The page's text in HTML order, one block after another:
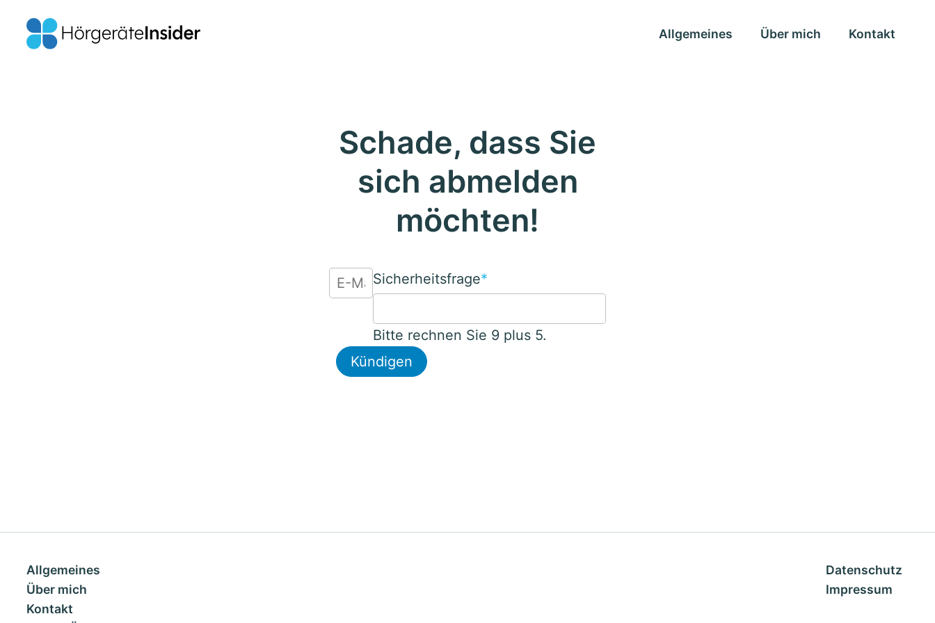
Allgemeines Über mich Kontakt
Schade, dass Sie
sich abmelden
möchten!
Sicherheitsfrage*
Bitte rechnen Sie 9 plus 5.
Kündigen
Allgemeines
Über mich
Kontakt
Datenschutz
Impressum